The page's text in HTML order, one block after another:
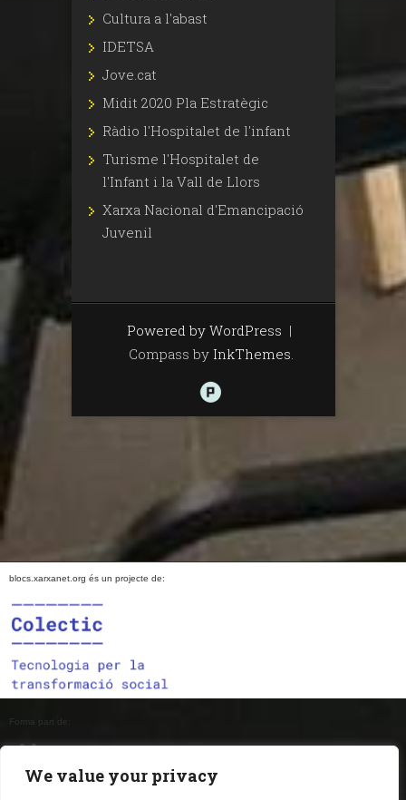
We value your privacy
Cultura a l'abast
IDETSA
Jove.cat
Midit 2020 Pla Estratègic
Ràdio l'Hospitalet de l'infant
Turisme l'Hospitalet de
l'Infant i la Vall de Llors
Xarxa Nacional d'Emancipació
Juvenil
Powered by WordPress |
Compass by InkThemes
blocs.xarxanet.org és un projecte de:
Forma part de: